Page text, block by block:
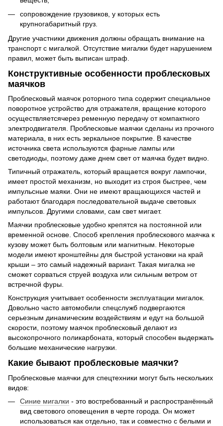
сопровождение грузовиков, у которых есть
крупногабаритный груз.
Другие участники движения должны обращать внимание на
транспорт с мигалкой. Отсутствие мигалки будет нарушением
правил, может быть выписан штраф.
Конструктивные особенности проблесковых
маячков
Проблесковый маячок роторного типа содержит специальное
поворотное устройство для отражателя, вращение которого
осуществляетсячерез ременную передачу от компактного
электродвигателя. Проблесковые маячки сделаны из прочного
материала, в них есть зеркальное покрытие. В качестве
источника света используются фарные лампы или
светодиоды, поэтому даже днем свет от маячка будет видно.
Типичный отражатель, который вращается вокруг лампочки,
имеет простой механизм, но выходит из строя быстрее, чем
импульсные маяки. Они не имеют вращающихся частей и
работают благодаря последовательной выдаче световых
импульсов. Другими словами, сам свет мигает.
Маячки проблесковые удобно крепятся на постоянной или
временной основе. Способ крепления проблескового маячка к
кузову может быть болтовым или магнитным. Некоторые
модели имеют кронштейны для быстрой установки на край
крыши – это самый надежный вариант. Такая мигалка не
сможет сорваться струей воздуха или сильным ветром от
встречной фуры.
Конструкция учитывает особенности эксплуатации мигалок.
Довольно часто автомобили спецслужб подвергаются
серьезным динамическим воздействиям и едут на большой
скорости, поэтому маячок проблесковый делают из
высокопрочного поликарбоната, который способен выдержать
большие механические нагрузки.
Какие бывают проблесковые маячки?
Проблесковые маячки для спецтехники могут быть нескольких
видов:
Синие мигалки - это востребованный и распространённый
вид светового оповещения в черте города. Он может
использоваться как отдельно, так и совместно с белыми и